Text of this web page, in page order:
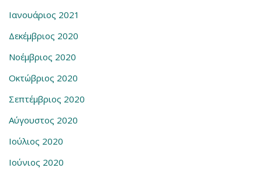
Ιανουάριος 2021
Δεκέμβριος 2020
Νοέμβριος 2020
Οκτώβριος 2020
Σεπτέμβριος 2020
Αύγουστος 2020
Ιούλιος 2020
Ιούνιος 2020